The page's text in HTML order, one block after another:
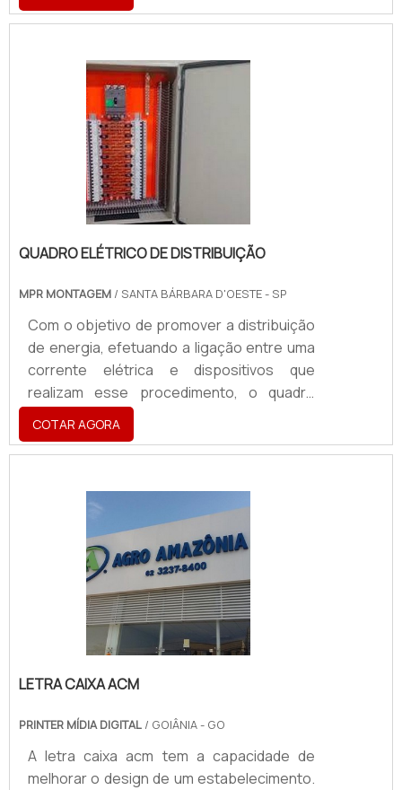
possibilidades de uso são quase infinitas.
Toda a comunicação focada em adesivos é
material com cola e rápida absorção aos
objetos.Pelo seu atraente diferencial
estético, o adesivo representa um ganho
em difusão de conteúdo e propaganda
para o estabelecimento, pode.
QUADRO ELÉTRICO DE DISTRIBUIÇÃO
MPR MONTAGEM / SANTA BÁRBARA D'OESTE - SP
Com o objetivo de promover a distribuição
de energia, efetuando a ligação entre uma
corrente elétrica e dispositivos que
realizam esse procedimento, o quadro
elétrico de distribuição conta com um
painel de controle, equipamento que é
responsável por conectar os cabos de
elétrico desse equipamento abriga
diversos dispositivos, quando em
composição interna podem existir:
Disjuntores; Chaves; Fusíveis; Entre
outros.Os dispositivos de segurança
(disjuntores) rec.
COTAR AGORA
LETRA CAIXA ACM
PRINTER MÍDIA DIGITAL / GOIÂNIA - GO
A letra caixa acm tem a capacidade de
melhorar o design de um estabelecimento.